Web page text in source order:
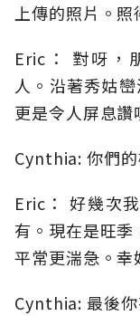
上傳的照片。
Eric： 對呀，
人。沿著秀姑
更是令人屏息讚
Cynthia: 你們
Eric： 好幾次
有。現在是旺
平常更湍急。幸
Cynthia: 最後